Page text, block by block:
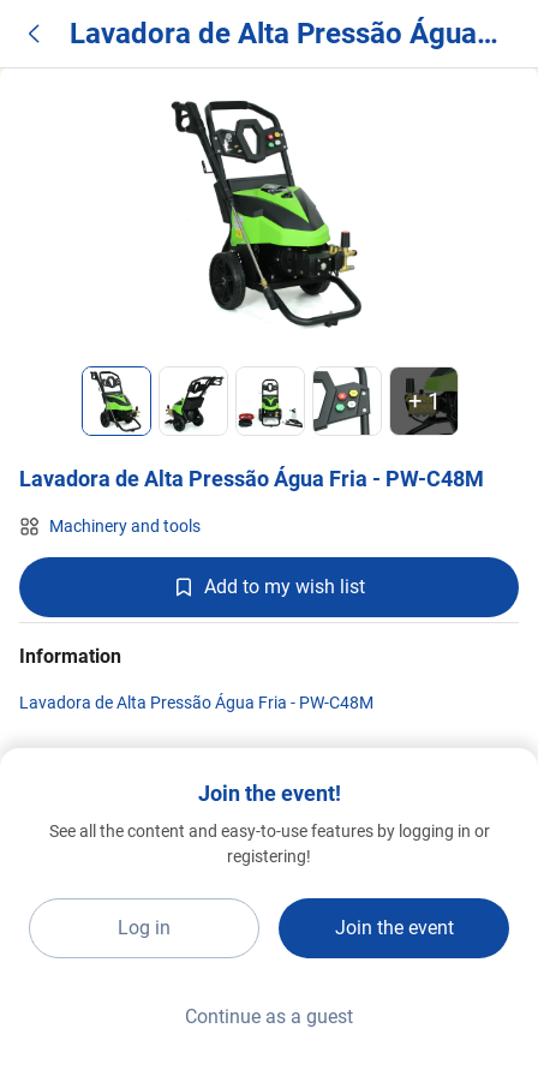
Lavadora de Alta Pressão Água
Fria - PW-C48M
+1
Lavadora de Alta Pressão Água Fria - PW-C48M
Machinery and tools
Add to my wish list
Information
Lavadora de Alta Pressão Água Fria - PW-C48M
Advanced 2026
Join the event!
See all the content and easy-to-use features by logging in or
registering!
Log in Join the event
Continue as a guest